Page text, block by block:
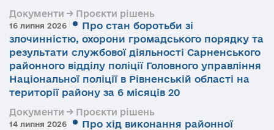
Документи → Проєкти рішень
16 липня 2026
Про стан боротьби зі
злочинністю, охорони громадського порядку та
результати службової діяльності Сарненського
районного відділу поліції Головного управління
Національної поліції в Рівненській області на
території району за 6 місяців 20
Документи → Проєкти рішень
14 липня 2026
Про хід виконання районної